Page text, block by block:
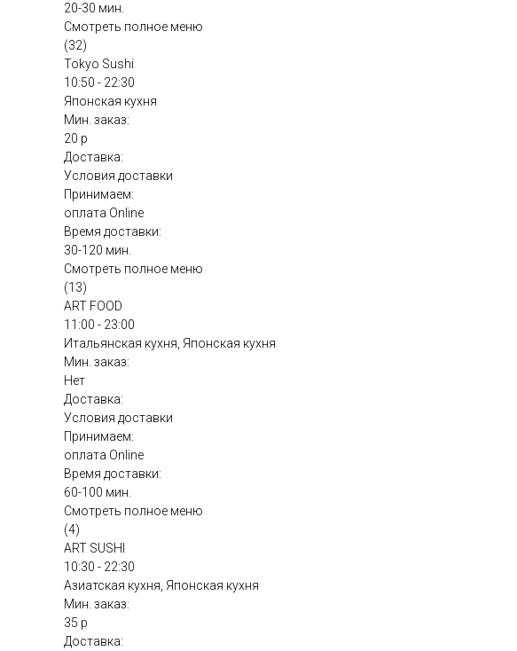
20-30 мин.
Смотреть полное меню
(32)
Tokyo Sushi
10:50 - 22:30
Японская кухня
Мин. заказ:
20 р
Доставка:
Условия доставки
Принимаем:
оплата Online
Время доставки:
30-120 мин.
Смотреть полное меню
(13)
ART FOOD
11:00 - 23:00
Итальянская кухня, Японская кухня
Мин. заказ:
Нет
Доставка:
Условия доставки
Принимаем:
оплата Online
Время доставки:
60-100 мин.
Смотреть полное меню
(4)
ART SUSHI
10:30 - 22:30
Азиатская кухня, Японская кухня
Мин. заказ:
35 р
Доставка: